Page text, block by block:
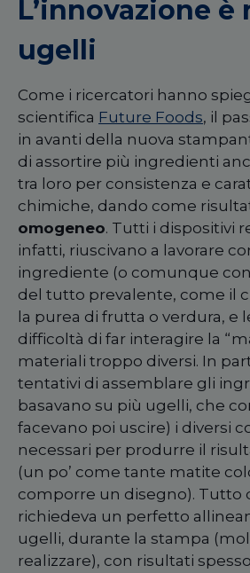
L’innovazione è
ugelli
Come i ricercatori hanno
scientifica Future Foods, il
in avanti della nuova
di assortire più ingredienti
tra loro per consistenza e
chimiche, dando come
omogeneo. Tutti i dispositivi
infatti, riuscivano a lavorare
ingrediente (o comunque
del tutto prevalente, come il
la purea di frutta o verdura, e
difficoltà di far interagire la
materiali troppo diversi. In
tentativi di assemblare gli
basavano su più ugelli, che
facevano poi uscire) i diversi
necessari per produrre il
(un po’ come tante matite
comporre un disegno). Tutto
richiedeva un perfetto
ugelli, durante la stampa
realizzare), con risultati